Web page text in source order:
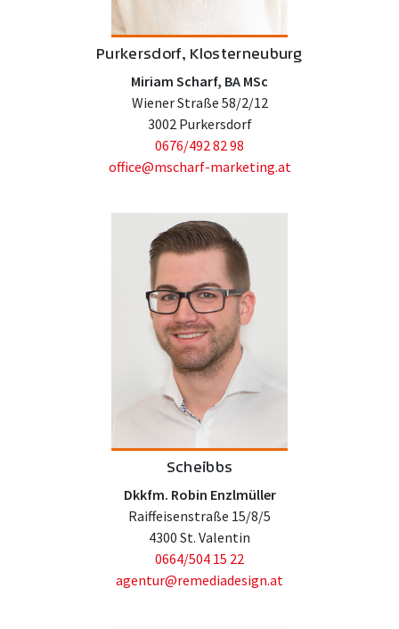
Purkersdorf, Klosterneuburg
Miriam Scharf, BA MSc
Wiener Straße 58/2/12
3002 Purkersdorf
0676/492 82 98
office@mscharf-marketing.at
Scheibbs
Dkkfm. Robin Enzlmüller
Raiffeisenstraße 15/8/5
4300 St. Valentin
0664/504 15 22
agentur@remediadesign.at